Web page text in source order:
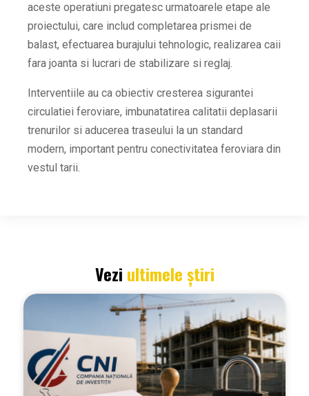
aceste operatiuni pregatesc urmatoarele etape ale
proiectului, care includ completarea prismei de
balast, efectuarea burajului tehnologic, realizarea caii
fara joanta si lucrari de stabilizare si reglaj.
Interventiile au ca obiectiv cresterea sigurantei
circulatiei feroviare, imbunatatirea calitatii deplasarii
trenurilor si aducerea traseului la un standard
modern, important pentru conectivitatea feroviara din
vestul tarii.
Vezi ultimele știri